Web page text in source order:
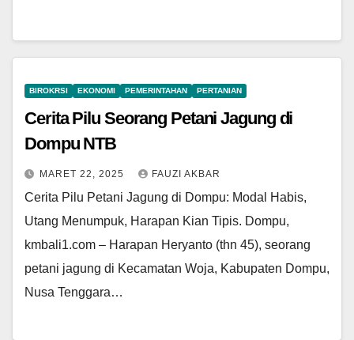
BIROKRSI EKONOMI PEMERINTAHAN PERTANIAN
Cerita Pilu Seorang Petani Jagung di
Dompu NTB
MARET 22, 2025 FAUZI AKBAR
Cerita Pilu Petani Jagung di Dompu: Modal Habis,
Utang Menumpuk, Harapan Kian Tipis. Dompu,
kmbali1.com – Harapan Heryanto (thn 45), seorang
petani jagung di Kecamatan Woja, Kabupaten Dompu,
Nusa Tenggara…